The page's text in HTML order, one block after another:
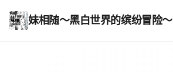
妹相随～黑白世界的缤纷冒险～